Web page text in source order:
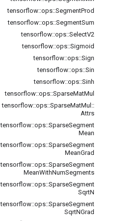
tensorflow::ops::SegmentProd
tensorflow::ops::SegmentSum
tensorflow::ops::SelectV2
tensorflow::ops::Sigmoid
tensorflow::ops::Sign
tensorflow::ops::Sin
tensorflow::ops::Sinh
tensorflow::ops::SparseMatMul
tensorflow::ops::SparseMatMul ::
Attrs
tensorflow::ops::SparseSegment
Mean
tensorflow::ops::SparseSegment
MeanGrad
tensorflow::ops::SparseSegment
MeanWithNumSegments
tensorflow::ops::SparseSegment
SqrtN
tensorflow::ops::SparseSegment
SqrtNGrad